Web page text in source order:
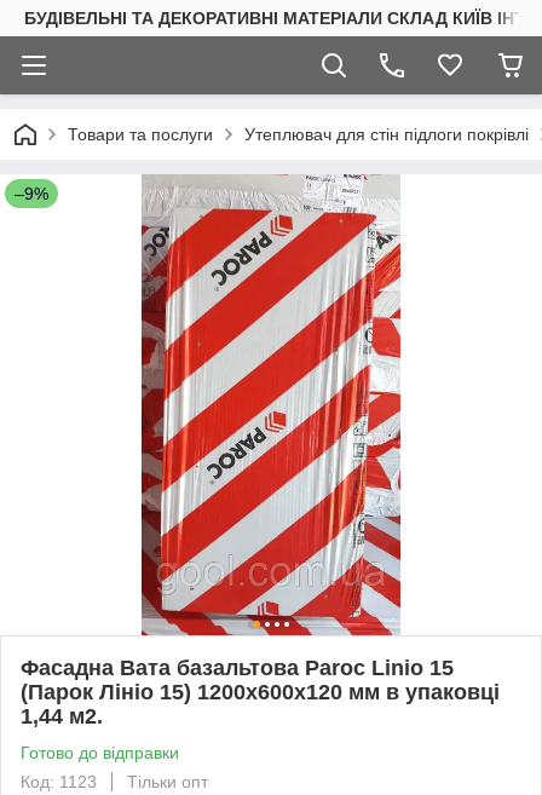
БУДІВЕЛЬНІ ТА ДЕКОРАТИВНІ МАТЕРІАЛИ СКЛАД КИЇВ
Товари та послуги Утеплювач для стін підлоги покрівлі
–9%
Фасадна Вата базальтова Paroc Linio 15
(Парок Лініо 15) 1200х600х120 мм в упаковці
1,44 м2.
Готово до відправки
Код: 1123
Тільки опт